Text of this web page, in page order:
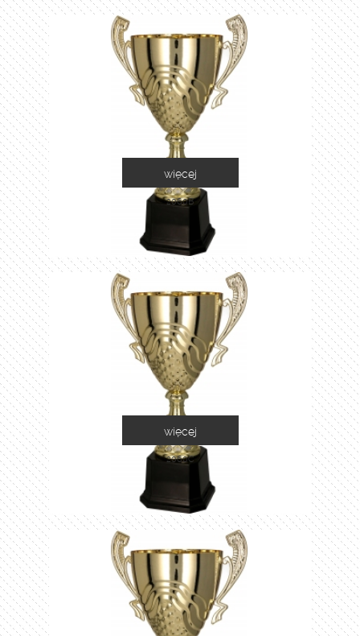
2060B
więcej
2060C
więcej